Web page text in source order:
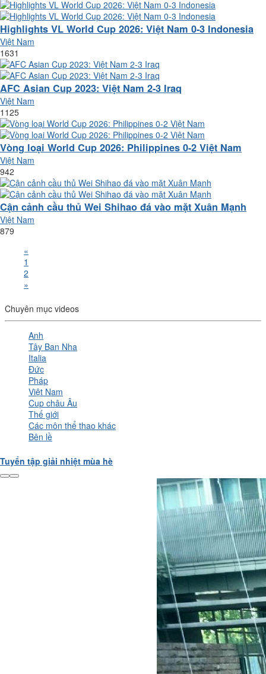
Highlights VL World Cup 2026: Việt Nam 0-3 Indonesia
Việt Nam
1631
AFC Asian Cup 2023: Việt Nam 2-3 Iraq
Việt Nam
1125
Vòng loại World Cup 2026: Philippines 0-2 Việt Nam
Việt Nam
942
Cận cảnh cầu thủ Wei Shihao đá vào mặt Xuân Mạnh
Việt Nam
879
«
1
2
»
Chuyên mục videos
Anh
Tây Ban Nha
Italia
Đức
Pháp
Việt Nam
Cup châu Âu
Thế giới
Các môn thể thao khác
Bên lề
Tuyển tập giải nhiệt mùa hè